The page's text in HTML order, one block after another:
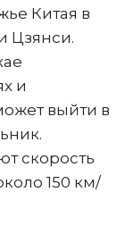
Китая в
Цзянси.
и
выйти в
скорость
150 км/